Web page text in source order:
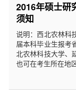
2016年硕士研
须知
说明：西北农林科
届本科毕业生报考
北农林科技大学、
也可在考生所在地